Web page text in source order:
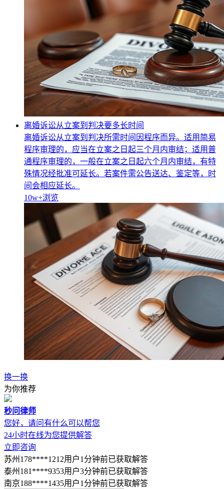
离婚诉讼从立案到判决要多长时间
离婚诉讼从立案到判决所需时间因程序而异。适用简易
程序审理的，应当在立案之日起三个月内审结；适用普
通程序审理的，一般在立案之日起六个月内审结，有特
殊情况经批准可延长。若案件需公告送达、鉴定等，时
间会相应延长。
10w+浏览
换一换
为你推荐
秒问律师
您好，请问有什么可以帮您
24小时在线为您提供解答
立即咨询
苏州178****1212用户1分钟前已获取解答
泰州181****9353用户3分钟前已获取解答
南京188****1435用户1分钟前已获取解答